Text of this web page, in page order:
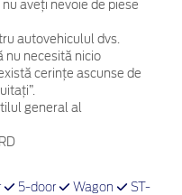
aveți nevoie de piese
autovehiculul dvs.
nu necesită nicio
cerințe ascunse de
general al
5-door Wagon
ST-